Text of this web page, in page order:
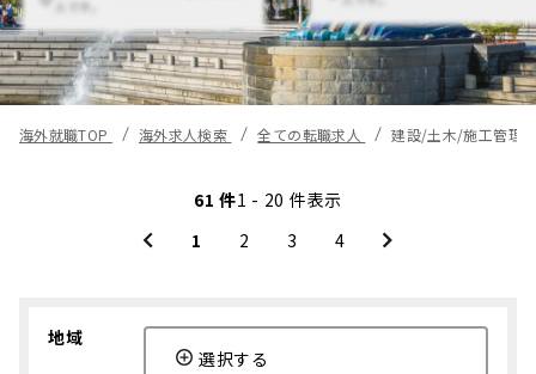
人です。
海外就職TOP 海外求人検索 全ての転職求人 建設/土木/施工管理
61 件1 - 20 件表示
1
2 3 4
地域
選択する